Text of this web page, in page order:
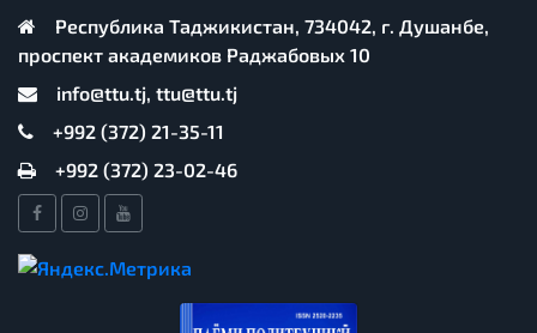
Республика Таджикистан, 734042, г. Душанбе,
проспект академиков Раджабовых 10
info@ttu.tj, ttu@ttu.tj
+992 (372) 21-35-11
+992 (372) 23-02-46